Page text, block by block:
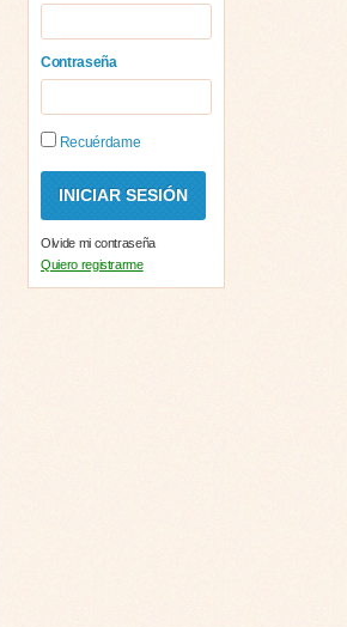
Contraseña
Recuérdame
Olvide mi contraseña
Quiero registrarme